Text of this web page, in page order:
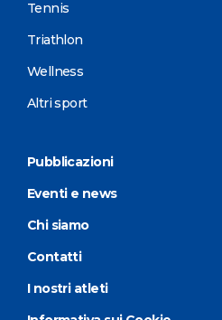
Tennis
Triathlon
Wellness
Altri sport
Pubblicazioni
Eventi e news
Chi siamo
Contatti
I nostri atleti